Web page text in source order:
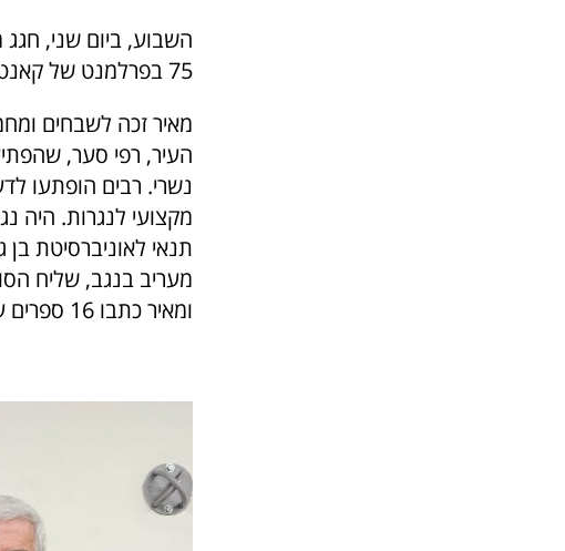
השבוע, ביום שני, חגג
75 בפרלמנט של קאנטרי גלי השרון עם כל ידידיו.
מאיר זכה לשבחים
העיר, רפי סער,
נשרי. רבים הופתעו
מקצועי לנגרות. היה
תנאי לאוניברסיטת
מעריב בנגב, שליח
ומאיר כתבו 16 ספרים על ישראל, הפרויקט התיעודי הגדול במדינה.